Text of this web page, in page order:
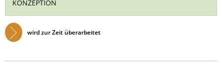
KONZEPTION
wird zur Zeit überarbeitet